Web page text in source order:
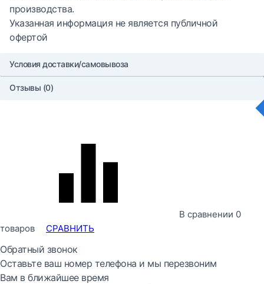
производства.
Указанная информация не является публичной
офертой
Условия доставки/самовывоза
Отзывы (0)
В сравнении 0
товаров
СРАВНИТЬ
Обратный звонок
Оставьте ваш номер телефона и мы перезвоним
Вам в ближайшее время